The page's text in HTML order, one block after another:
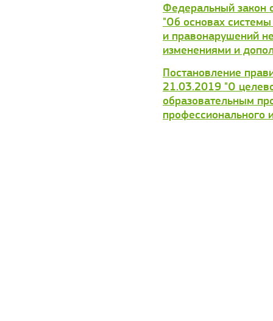
Федеральный закон
"Об основах
и правонарушений
изменениями и
Постановление
21.03.2019 "О
образовательным
профессионального